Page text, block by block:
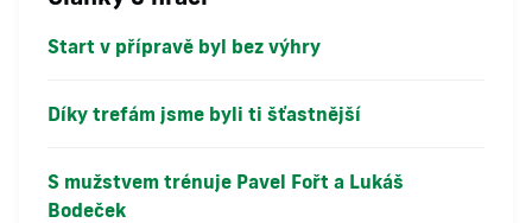
Start v přípravě byl bez výhry
Díky trefám jsme byli ti šťastnější
S mužstvem trénuje Pavel Fořt a Lukáš
Bodeček